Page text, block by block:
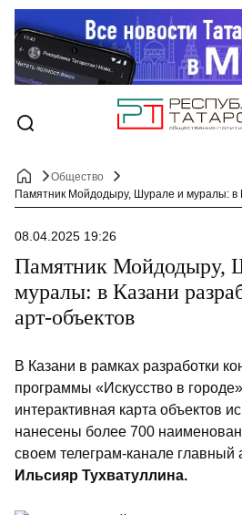
Общество
08.04.2025 19:26
Памятник Мойдодыру,
муралы: в Казани
арт-объектов
В Казани в рамках разработки
программы «Искусство в
интерактивная карта объектов
нанесены более 700
своем телеграм-канале главный
Ильсияр Тухватуллина.